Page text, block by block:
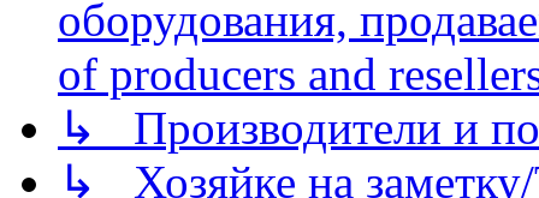
оборудования,
of producers and
↳ Производители и
↳ Хозяйке на